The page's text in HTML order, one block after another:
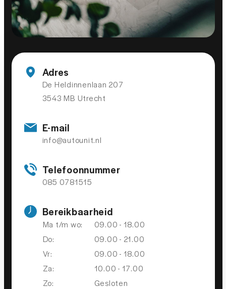
Anti Blokkeer Systeem
Anti doorSlip Regeling
Bandenspanningscontrolesysteem
bots waarschuwing systeem
Brake Assist System
Elektronisch Stabiliteits Programma
Hill hold functie
Rijstrooksensor
Verkeersbord detectie
Vermoeidheids herkenning
OVERIGE
Safety-pack
Adres
De Heldinnenlaan 207
3543 MB Utrecht
E-mail
info@autounit.nl
Telefoonnummer
085 0781515
Bereikbaarheid
Ma t/m wo:
09.00 - 18.00
Do:
09.00 - 21.00
Vr:
09.00 - 18.00
Za:
10.00 - 17.00
Zo:
Gesloten